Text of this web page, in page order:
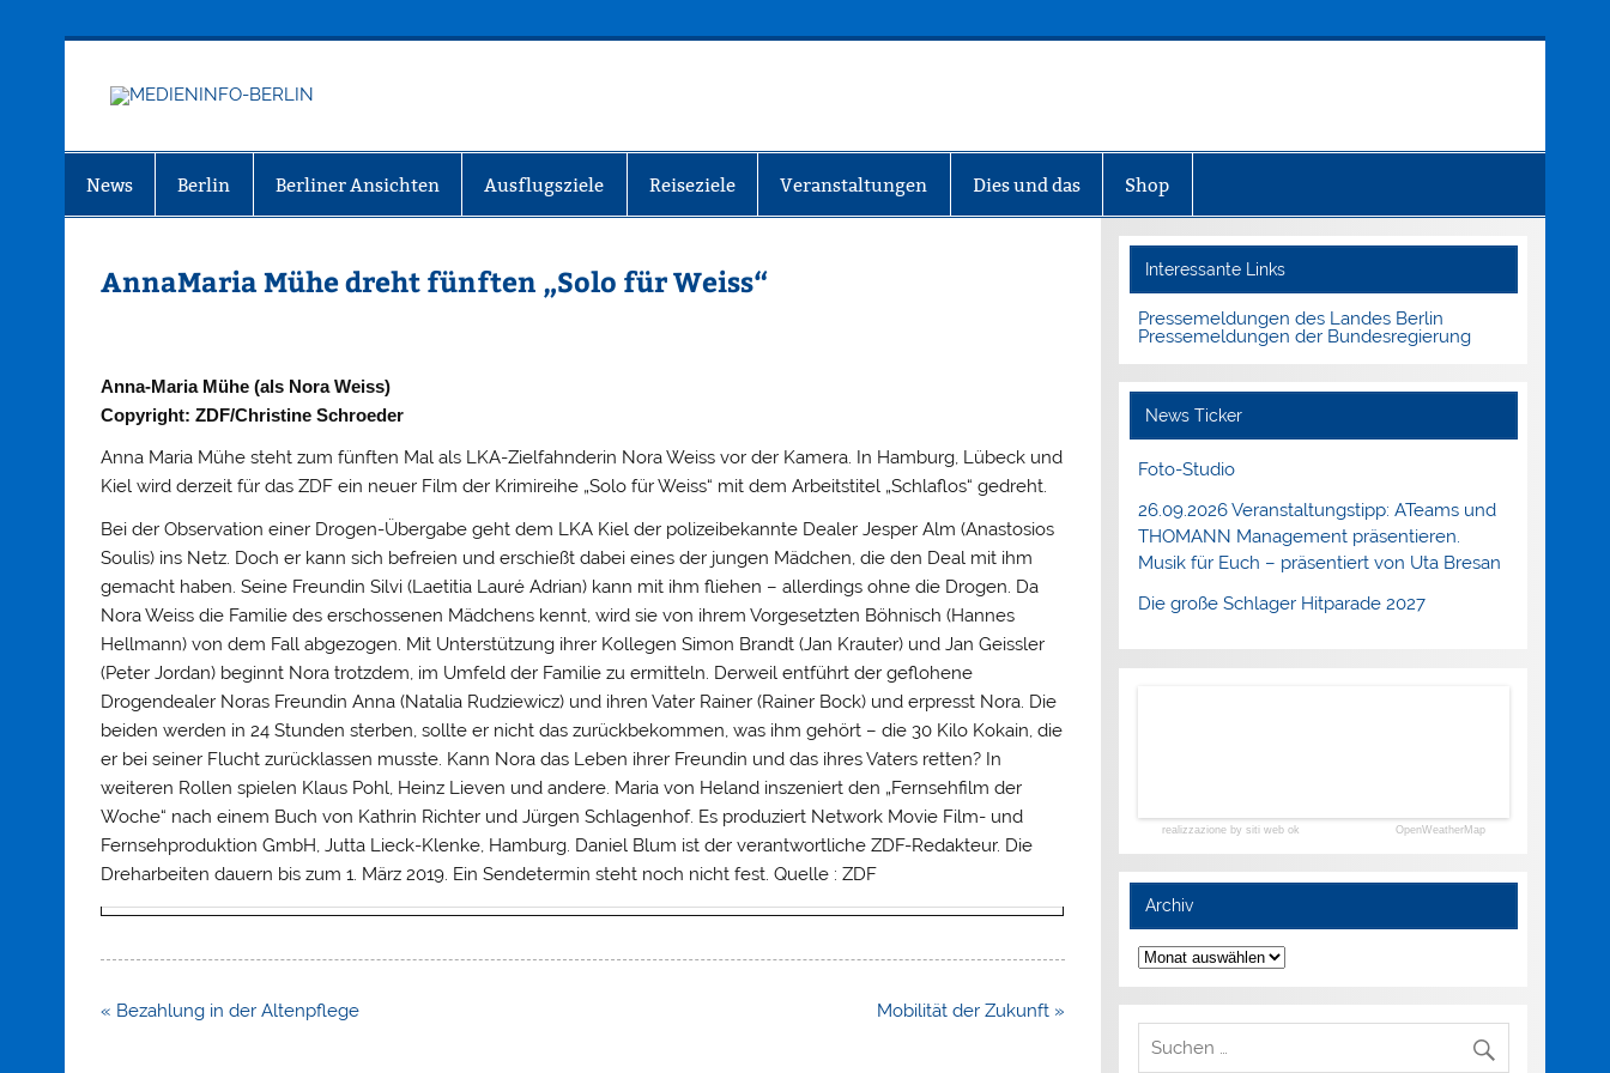
News Berlin Berliner Ansichten Ausflugsziele Reiseziele Veranstaltungen Dies und das Shop
AnnaMaria Mühe dreht fünften „Solo für Weiss“
Anna-Maria Mühe (als Nora Weiss)
Copyright: ZDF/Christine Schroeder
Anna Maria Mühe steht zum fünften Mal als LKA-Zielfahnderin Nora Weiss vor der Kamera. In Hamburg, Lübeck und
Kiel wird derzeit für das ZDF ein neuer Film der Krimireihe „Solo für Weiss“ mit dem Arbeitstitel „Schlaflos“ gedreht.
Bei der Observation einer Drogen-Übergabe geht dem LKA Kiel der polizeibekannte Dealer Jesper Alm (Anastosios
Soulis) ins Netz. Doch er kann sich befreien und erschießt dabei eines der jungen Mädchen, die den Deal mit ihm
gemacht haben. Seine Freundin Silvi (Laetitia Lauré Adrian) kann mit ihm fliehen – allerdings ohne die Drogen. Da
Nora Weiss die Familie des erschossenen Mädchens kennt, wird sie von ihrem Vorgesetzten Böhnisch (Hannes
Hellmann) von dem Fall abgezogen. Mit Unterstützung ihrer Kollegen Simon Brandt (Jan Krauter) und Jan Geissler
(Peter Jordan) beginnt Nora trotzdem, im Umfeld der Familie zu ermitteln. Derweil entführt der geflohene
Drogendealer Noras Freundin Anna (Natalia Rudziewicz) und ihren Vater Rainer (Rainer Bock) und erpresst Nora. Die
beiden werden in 24 Stunden sterben, sollte er nicht das zurückbekommen, was ihm gehört – die 30 Kilo Kokain, die
er bei seiner Flucht zurücklassen musste. Kann Nora das Leben ihrer Freundin und das ihres Vaters retten? In
weiteren Rollen spielen Klaus Pohl, Heinz Lieven und andere. Maria von Heland inszeniert den „Fernsehfilm der
Woche“ nach einem Buch von Kathrin Richter und Jürgen Schlagenhof. Es produziert Network Movie Film- und
Fernsehproduktion GmbH, Jutta Lieck-Klenke, Hamburg. Daniel Blum ist der verantwortliche ZDF-Redakteur. Die
Dreharbeiten dauern bis zum 1. März 2019. Ein Sendetermin steht noch nicht fest. Quelle : ZDF
Beitragsnavigation
« Bezahlung in der Altenpflege Mobilität der Zukunft »
Interessante Links
Pressemeldungen des Landes Berlin
Pressemeldungen der Bundesregierung
News Ticker
Foto-Studio
26.09.2026 Veranstaltungstipp: ATeams und
THOMANN Management präsentieren.
Musik für Euch – präsentiert von Uta Bresan
Die große Schlager Hitparade 2027
realizzazione by siti web ok OpenWeatherMap
Archiv
Archiv